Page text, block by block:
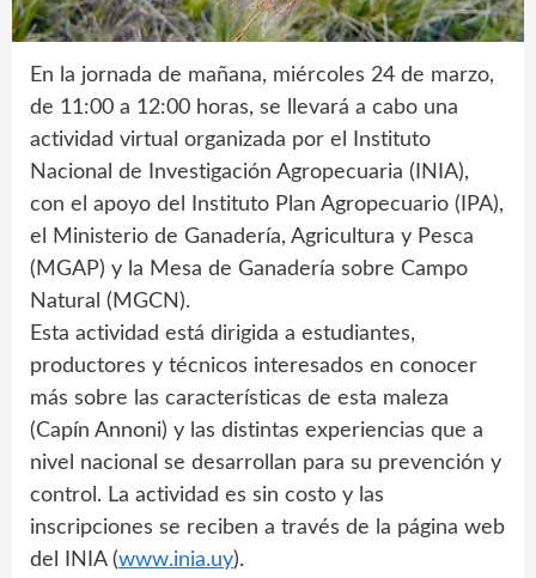
En la jornada de mañana, miércoles 24 de marzo,
de 11:00 a 12:00 horas, se llevará a cabo una
actividad virtual organizada por el Instituto
Nacional de Investigación Agropecuaria (INIA),
con el apoyo del Instituto Plan Agropecuario (IPA),
el Ministerio de Ganadería, Agricultura y Pesca
(MGAP) y la Mesa de Ganadería sobre Campo
Natural (MGCN).
Esta actividad está dirigida a estudiantes,
productores y técnicos interesados en conocer
más sobre las características de esta maleza
(Capín Annoni) y las distintas experiencias que a
nivel nacional se desarrollan para su prevención y
control. La actividad es sin costo y las
inscripciones se reciben a través de la página web
del INIA (www.inia.uy).